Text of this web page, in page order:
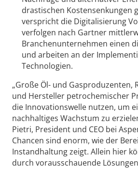
drastischen Kostensenkungen
verspricht die Digitalisierung
verfolgen nach Gartner
Branchenunternehmen einen
und arbeiten an der
Technologien.
„Große Öl- und Gasproduzenten,
und Hersteller petrochemischer
die Innovationswelle nutzen, um
nachhaltiges Wachstum zu
Pietri, President und CEO bei
Chancen sind enorm, wie der
Instandhaltung zeigt. Allein hier
durch vorausschauende